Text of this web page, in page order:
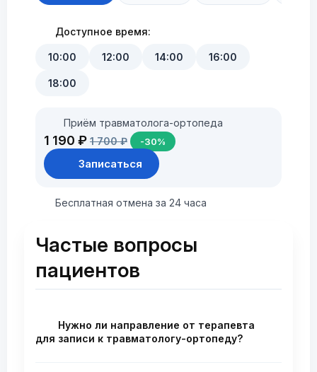
Доступное время:
10:00 12:00 14:00 16:00
18:00
Приём травматолога-ортопеда
1 190 ₽ 1 700 ₽ -30%
Записаться
Бесплатная отмена за 24 часа
Частые вопросы
пациентов
Нужно ли направление от терапевта
для записи к травматологу-ортопеду?